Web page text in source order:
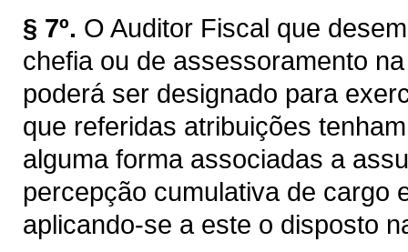
§ 7º. O Auditor Fiscal que
chefia ou de assessoramento
poderá ser designado para
que referidas atribuições
alguma forma associadas a
percepção cumulativa de cargo
aplicando-se a este o disposto